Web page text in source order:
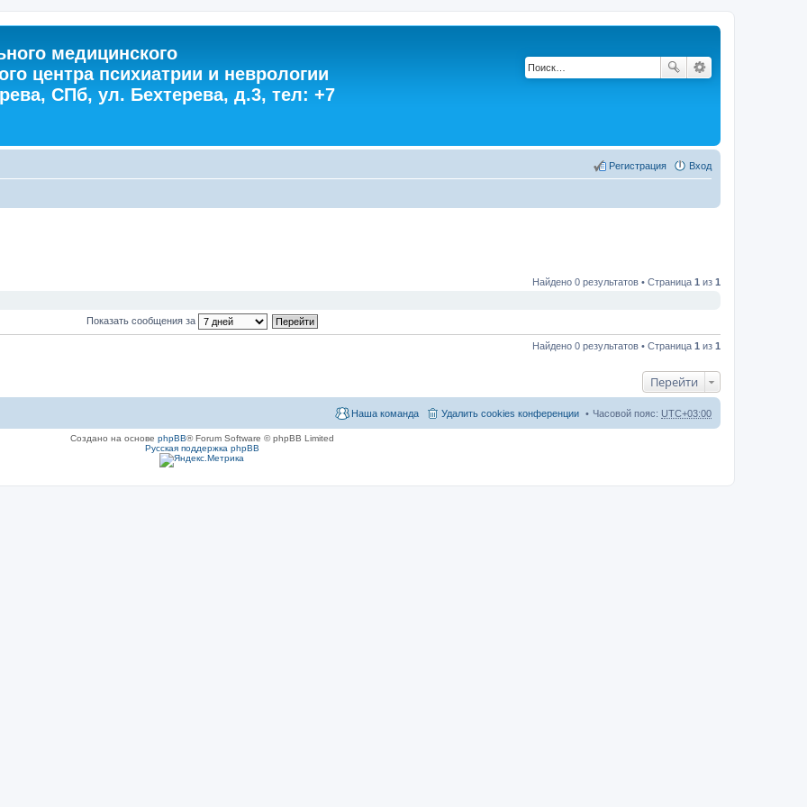
медицинского
центра психиатрии и неврологии
СПб, ул. Бехтерева, д.3, тел: +7
Вход
Регистрация
Найдено 0 результатов • Страница 1 из 1
Показать сообщения за
Найдено 0 результатов • Страница 1 из 1
Перейти
Часовой пояс: UTC+03:00
Удалить cookies конференции
Наша команда
Создано на основе phpBB® Forum Software © phpBB Limited
Русская поддержка phpBB